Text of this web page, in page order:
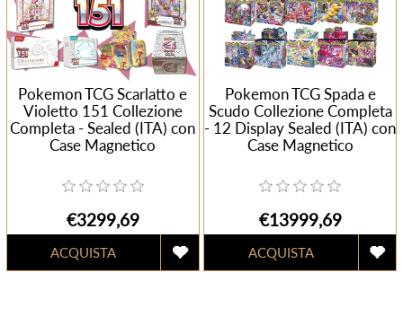
Pokemon TCG Scarlatto e
Violetto 151 Collezione
Completa - Sealed (ITA) con
Case Magnetico
€3299,69
Pokemon TCG Spada e
Scudo Collezione Completa
- 12 Display Sealed (ITA) con
Case Magnetico
€13999,69